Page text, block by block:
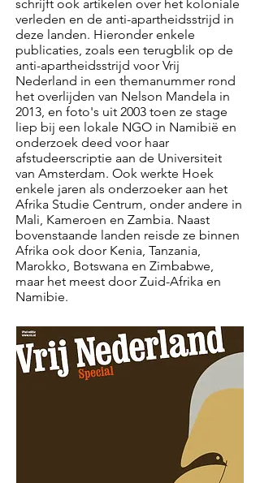
schrijft ook artikelen over het koloniale
verleden en de anti-apartheidsstrijd in
deze landen. Hieronder enkele
publicaties, zoals een terugblik op de
anti-apartheidsstrijd voor Vrij
Nederland in een themanummer rond
het overlijden van Nelson Mandela in
2013, en foto's uit 2003 toen ze stage
liep bij een lokale NGO in Namibië en
onderzoek deed voor haar
afstudeerscriptie aan de Universiteit
van Amsterdam. Ook werkte Hoek
enkele jaren als onderzoeker aan het
Afrika Studie Centrum, onder andere in
Mali, Kameroen en Zambia. Naast
bovenstaande landen reisde ze binnen
Afrika ook door Kenia, Tanzania,
Marokko, Botswana en Zimbabwe,
maar het meest door Zuid-Afrika en
Namibie.